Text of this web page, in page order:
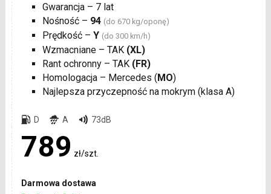
Gwarancja – 7 lat
Nośność – 94 (do 670 kg/oponę)
Prędkość – Y (do 300 km/h)
Wzmacniane – TAK (XL)
Rant ochronny – TAK (FR)
Homologacja – Mercedes (MO)
Najlepsza przyczepność na mokrym (klasa A)
D A 73dB
789 zł/szt.
Darmowa dostawa